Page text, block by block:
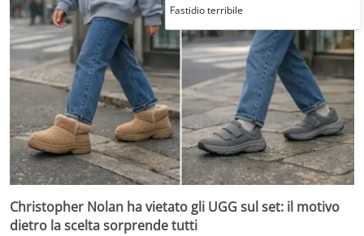
Christopher Nolan ha vietato gli UGG sul set: il motivo
dietro la scelta sorprende tutti
Fastidio terribile